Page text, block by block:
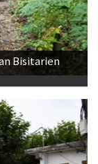
Bisitarien